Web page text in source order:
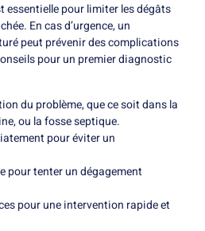
essentielle pour limiter les dégâts
En cas d’urgence, un
peut prévenir des complications
pour un premier diagnostic
du problème, que ce soit dans la
ou la fosse septique.
pour éviter un
pour tenter un dégagement
pour une intervention rapide et